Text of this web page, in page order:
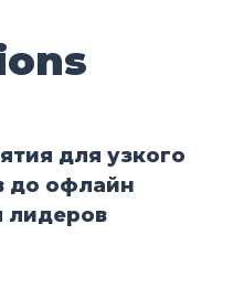
для узкого
до офлайн
лидеров